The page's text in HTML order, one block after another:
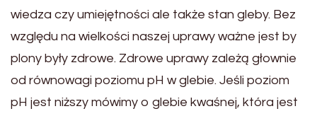
wiedza czy umiejętności ale także stan gleby. Bez
względu na wielkości naszej uprawy ważne jest by
plony były zdrowe. Zdrowe uprawy zależą głownie
od równowagi poziomu pH w glebie. Jeśli poziom
pH jest niższy mówimy o glebie kwaśnej, która jest